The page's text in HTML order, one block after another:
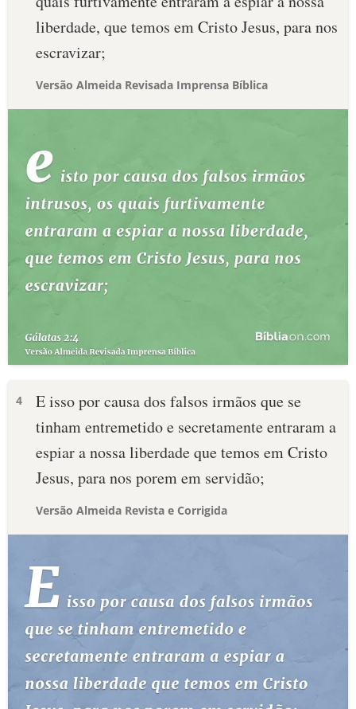
liberdade, que temos em Cristo Jesus, para nos
escravizar;
Versão Almeida Revisada Imprensa Bíblica
4
E isso por causa dos falsos irmãos que se
tinham entremetido e secretamente entraram a
espiar a nossa liberdade que temos em Cristo
Jesus, para nos porem em servidão;
Versão Almeida Revista e Corrigida